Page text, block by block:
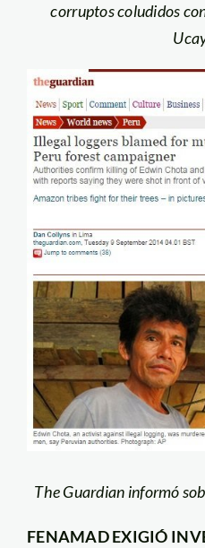
corruptos coludidos
The Guardian informó
FENAMAD EXIGIÓ